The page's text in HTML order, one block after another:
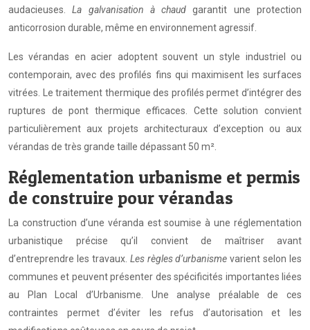
audacieuses.La galvanisation à chaudgarantit une protection
anticorrosion durable, même en environnement agressif.
Les vérandas en acier adoptent souvent un style industriel ou
contemporain, avec des profilés fins qui maximisent les surfaces
vitrées. Le traitement thermique des profilés permet d’intégrer des
ruptures de pont thermique efficaces. Cette solution convient
particulièrement aux projets architecturaux d’exception ou aux
vérandas de très grande taille dépassant 50 m².
Réglementation urbanisme et permis
de construire pour vérandas
La construction d’une véranda est soumise à une réglementation
urbanistique précise qu’il convient de maîtriser avant
d’entreprendre les travaux. Les règles d’urbanismevarient selon les
communes et peuvent présenter des spécificités importantes liées
au Plan Local d’Urbanisme. Une analyse préalable de ces
contraintes permet d’éviter les refus d’autorisation et les